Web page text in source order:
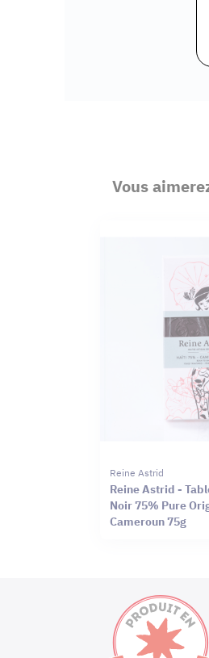
Vous
Reine Astrid
Reine Astrid -
Noir 75% Pure
Cameroun 75g